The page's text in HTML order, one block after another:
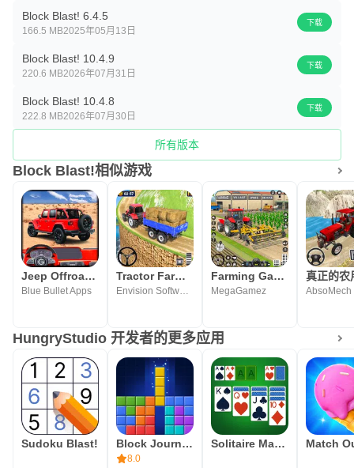
Block Blast! 6.4.5
166.5 MB2025年05月13日
下载
Block Blast! 10.4.9
220.6 MB2026年07月31日
下载
Block Blast! 10.4.8
222.8 MB2026年07月30日
下载
所有版本
Block Blast!相似游戏
Jeep Offroad: Car Racing Games
Blue Bullet Apps
Tractor Farming : Tractor Game Farming Games: Tractor Driving
MegaGamez AbsoMech
HungryStudio 开发者的更多应用
Sudoku Blast! Block Journey - 方块消除游戏
8.0
Solitaire Master! Match